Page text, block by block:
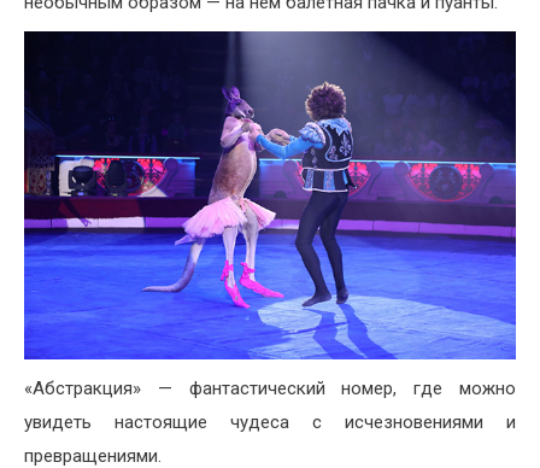
«Абстракция» — фантастический номер, где можно
увидеть настоящие чудеса с исчезновениями и
превращениями.